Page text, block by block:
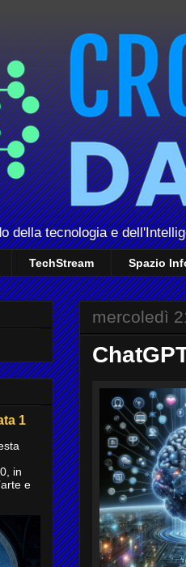
della tecnologia e
TechStream Spazio
mercoledì
1
in
e